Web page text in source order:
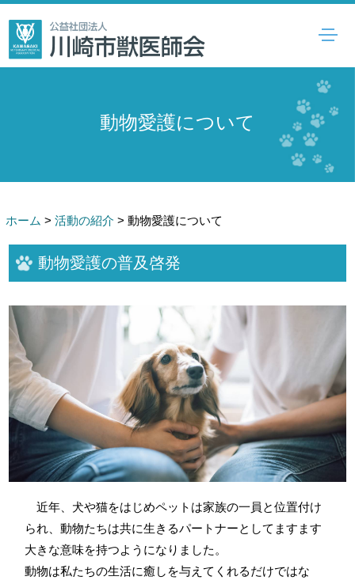
動物愛護について
ホーム > 活動の紹介 > 動物愛護について
動物愛護の普及啓発
近年、犬や猫をはじめペットは家族の一員と位置付け
られ、動物たちは共に生きるパートナーとしてますます
大きな意味を持つようになりました。
動物は私たちの生活に癒しを与えてくれるだけではな